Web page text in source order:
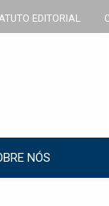
EDITORIAL
NÓS